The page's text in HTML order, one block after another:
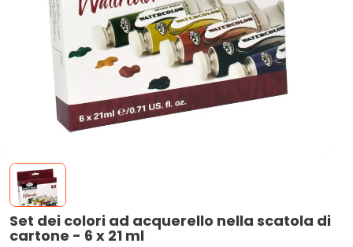
Set dei colori ad acquerello nella scatola di
cartone - 6 x 21 ml